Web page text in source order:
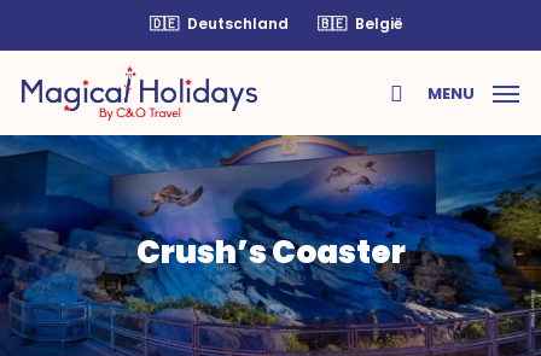
main
content
🇩🇪 Deutschland 🇧🇪 België
search
MENU
Crush’s Coaster